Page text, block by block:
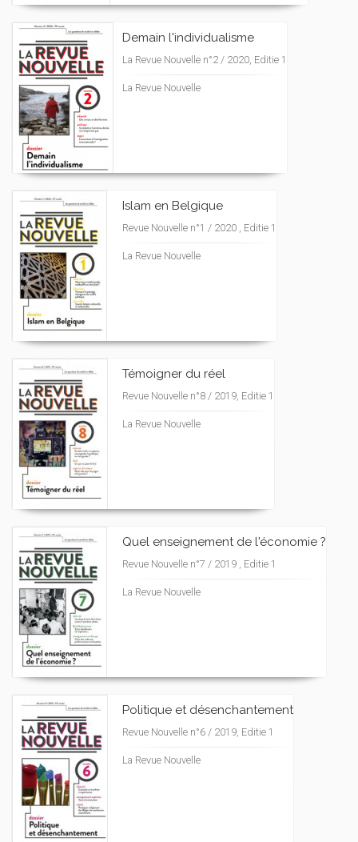
Demain l'individualisme
La Revue Nouvelle n°2 / 2020, Editie 1
La Revue Nouvelle
Islam en Belgique
Revue Nouvelle n°1 / 2020 , Editie 1
La Revue Nouvelle
Témoigner du réel
Revue Nouvelle n°8 / 2019, Editie 1
La Revue Nouvelle
Quel enseignement de l'économie ?
Revue Nouvelle n°7 / 2019 , Editie 1
La Revue Nouvelle
Politique et désenchantement
Revue Nouvelle n°6 / 2019, Editie 1
La Revue Nouvelle